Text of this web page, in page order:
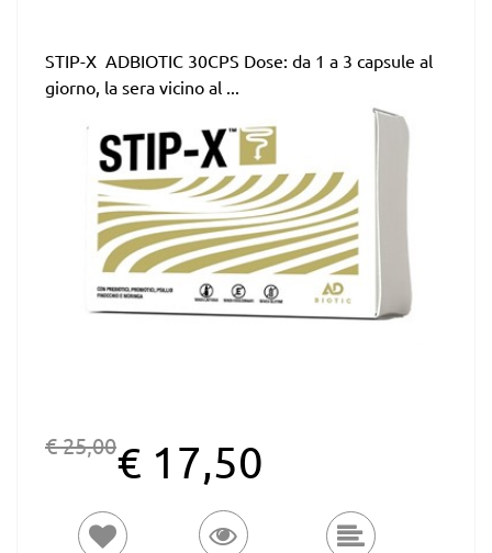
STIP-X ADBIOTIC 30CPS Dose: da 1 a 3 capsule al
giorno, la sera vicino al ...
€ 25,00€ 17,50